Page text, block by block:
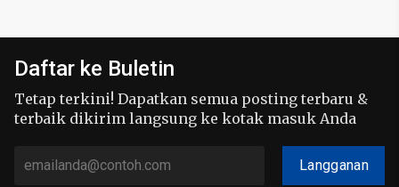
Daftar ke Buletin
Tetap terkini! Dapatkan semua posting terbaru &
terbaik dikirim langsung ke kotak masuk Anda
Langganan